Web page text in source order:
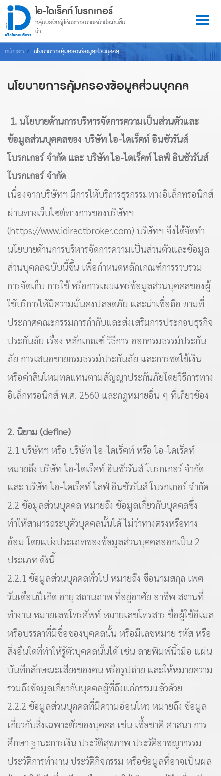
จริงใจทุกบริการ
ไอ-ไดเร็คท์ โบรกเกอร์
กลุ่มบริษัทผู้ให้บริการนายหน้าประกันชั้น
นำ
หน้าแรก นโยบายการคุ้มครองข้อมูลส่วนบุคคล
นโยบายการคุ้มครองข้อมูลส่วนบุคคล
1. นโยบายด้านการบริหารจัดการความเป็นส่วนตัวและ
ข้อมูลส่วนบุคคลของ บริษัท ไอ-ไดเร็คท์ อินชัวรันส์
โบรกเกอร์ จำกัด และ บริษัท ไอ-ไดเร็คท์ ไลฟ์ อินชัวรันส์
โบรกเกอร์ จำกัด
เนื่องจากบริษัทฯ มีการให้บริการธุรกรรมทางอิเล็กทรอนิกส์
ผ่านทางเว็บไซต์ทางการของบริษัทฯ
(https://www.idirectbroker.com) บริษัทฯ จึงได้จัดทำ
นโยบายด้านการบริหารจัดการความเป็นส่วนตัวและข้อมูล
ส่วนบุคคลฉบับนี้ขึ้น เพื่อกำหนดหลักเกณฑ์การรวบรวม
การจัดเก็บ การใช้ หรือการเผยแพร่ข้อมูลส่วนบุคคลของผู้
ใช้บริการให้มีความมั่นคงปลอดภัย และน่าเชื่อถือ ตามที่
ประกาศคณะกรรมการกำกับและส่งเสริมการประกอบธุรกิจ
ประกันภัย เรื่อง หลักเกณฑ์ วิธีการ ออกกรมธรรม์ประกัน
ภัย การเสนอขายกรมธรรม์ประกันภัย และการชดใช้เงิน
หรือค่าสินไหมทดแทนตามสัญญาประกันภัยโดยวิธีการทาง
อิเล็กทรอนิกส์ พ.ศ. 2560 และกฎหมายอื่น ๆ ที่เกี่ยวข้อง
2. นิยาม (define)
2.1 บริษัทฯ หรือ บริษัท ไอ-ไดเร็คท์ หรือ ไอ-ไดเร็คท์
หมายถึง บริษัท ไอ-ไดเร็คท์ อินชัวรันส์ โบรกเกอร์ จำกัด
และ บริษัท ไอ-ไดเร็คท์ ไลฟ์ อินชัวรันส์ โบรกเกอร์ จำกัด
2.2 ข้อมูลส่วนบุคคล หมายถึง ข้อมูลเกี่ยวกับบุคคลซึ่ง
ทำให้สามารถระบุตัวบุคคลนั้นได้ ไม่ว่าทางตรงหรือทาง
อ้อม โดยแบ่งประเภทของข้อมูลส่วนบุคคลออกเป็น 2
ประเภท ดังนี้
2.2.1 ข้อมูลส่วนบุคคลทั่วไป หมายถึง ชื่อนามสกุล เพศ
วันเดือนปีเกิด อายุ สถานภาพ ที่อยู่อาศัย อาชีพ สถานที่
ทำงาน หมายเลขโทรศัพท์ หมายเลขโทรสาร ชื่อผู้ใช้อีเมล
หรือบรรดาที่มีชื่อของบุคคลนั้น หรือมีเลขหมาย รหัส หรือ
สิ่งอื่นใดที่ทำให้รู้ตัวบุคคลนั้นได้ เช่น ลายพิมพ์นิ้วมือ แผ่น
บันทึกลักษณะเสียงของคน หรือรูปถ่าย และให้หมายความ
รวมถึงข้อมูลเกี่ยวกับบุคคลผู้ที่ถึงแก่กรรมแล้วด้วย
2.2.2 ข้อมูลส่วนบุคคลที่มีความอ่อนไหว หมายถึง ข้อมูล
เกี่ยวกับสิ่งเฉพาะตัวของบุคคล เช่น เชื้อชาติ ศาสนา การ
ศึกษา ฐานะการเงิน ประวัติสุขภาพ ประวัติอาชญากรรม
ประวัติการทำงาน ประวัติกิจกรรม หรือข้อมูลที่อาจเป็นผล